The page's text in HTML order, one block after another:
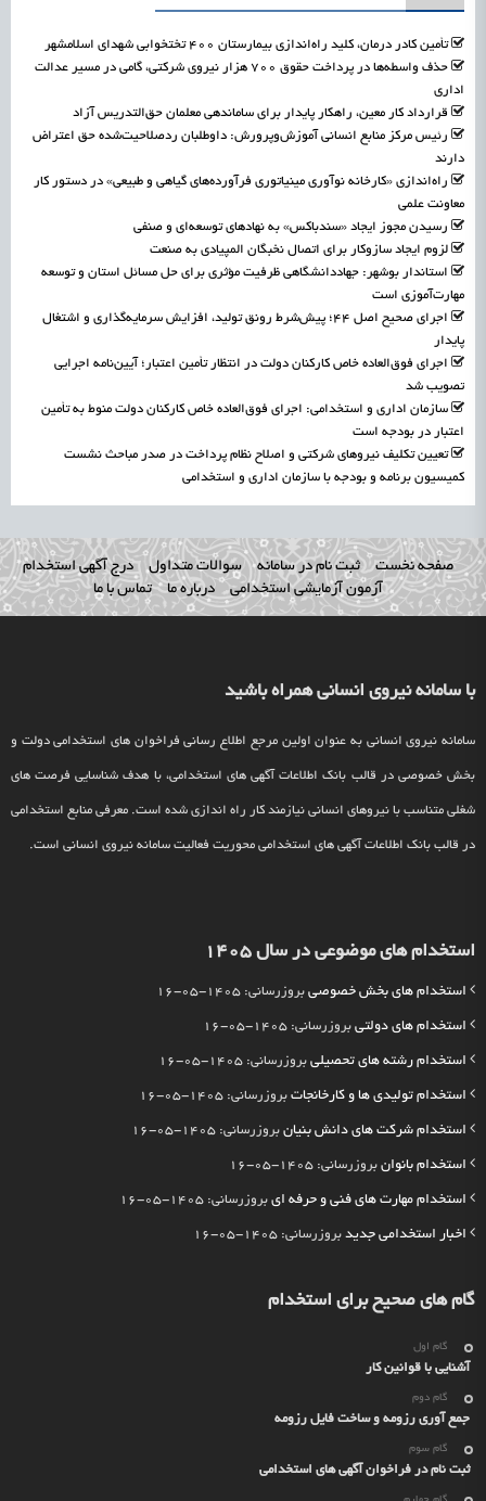
تأمین کادر درمان، کلید راه‌اندازی بیمارستان ۴۰۰ تختخوابی شهدای اسلامشهر
حذف واسطه‌ها در پرداخت حقوق ۷۰۰ هزار نیروی شرکتی، گامی در مسیر عدالت
اداری
قرارداد کار معین، راهکار پایدار برای ساماندهی معلمان حق‌التدریس آزاد
رئیس مرکز منابع انسانی آموزش‌وپرورش: داوطلبان ردصلاحیت‌شده حق اعتراض
دارند
راه‌اندازی «کارخانه نوآوری مینیاتوری فرآورده‌های گیاهی و طبیعی» در دستور کار
معاونت علمی
رسیدن مجوز ایجاد «سندباکس» به نهادهای توسعه‌ای و صنفی
لزوم ایجاد سازوکار برای اتصال نخبگان المپیادی به صنعت
استاندار بوشهر: جهاددانشگاهی ظرفیت مؤثری برای حل مسائل استان و توسعه
مهارت‌آموزی است
اجرای صحیح اصل ۴۴؛ پیش‌شرط رونق تولید، افزایش سرمایه‌گذاری و اشتغال
پایدار
اجرای فوق‌العاده خاص کارکنان دولت در انتظار تأمین اعتبار؛ آیین‌نامه اجرایی
تصویب شد
سازمان اداری و استخدامی: اجرای فوق‌العاده خاص کارکنان دولت منوط به تأمین
اعتبار در بودجه است
تعیین تکلیف نیروهای شرکتی و اصلاح نظام پرداخت در صدر مباحث نشست
کمیسیون برنامه و بودجه با سازمان اداری و استخدامی
صفحه نخست ثبت نام در سامانه سوالات متداول
درج آگهی استخدام
آزمون آزمایشی استخدامی
درباره ما تماس با ما
با سامانه نیروی انسانی همراه باشید
سامانه نیروی انسانی به عنوان اولین مرجع اطلاع رسانی فراخوان های استخدامی دولت و
بخش خصوصی در قالب بانک اطلاعات آگهی های استخدامی، با هدف شناسایی فرصت های
شغلی متناسب با نیروهای انسانی نیازمند کار راه اندازی شده است. معرفی منابع استخدامی
در قالب بانک اطلاعات آگهی های استخدامی محوریت فعالیت سامانه نیروی انسانی است.
استخدام های موضوعی در سال 1405
استخدام های بخش خصوصی بروزرسانی: 1405-05-16
استخدام های دولتی بروزرسانی: 1405-05-16
استخدام رشته های تحصیلی بروزرسانی: 1405-05-16
استخدام تولیدی ها و کارخانجات بروزرسانی: 1405-05-16
استخدام شرکت های دانش بنیان بروزرسانی: 1405-05-16
استخدام بانوان بروزرسانی: 1405-05-16
استخدام مهارت های فنی و حرفه ای بروزرسانی: 1405-05-16
اخبار استخدامی جدید بروزرسانی: 1405-05-16
گام های صحیح برای استخدام
گام اول
آشنایی با قوانین کار
گام دوم
جمع آوری رزومه و ساخت فایل رزومه
گام سوم
ثبت نام در فراخوان آگهی های استخدامی